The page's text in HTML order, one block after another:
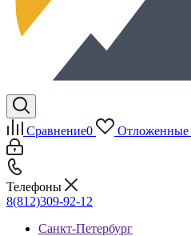
Сравнение0 Отложенные
Телефоны
8(812)309-92-12
Санкт-Петербург